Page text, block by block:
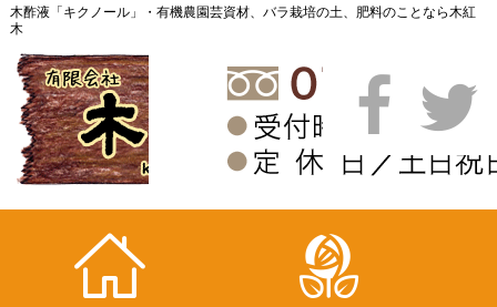
木酢液「キクノール」・有機農園芸資材、バラ栽培の土、肥料のことなら木紅
木